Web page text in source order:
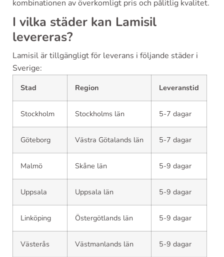
kombinationen av överkomligt pris och pålitlig kvalitet.
I vilka städer kan Lamisil
levereras?
Lamisil är tillgängligt för leverans i följande städer i
Sverige:
Stad Region Leveranstid
Stockholm Stockholms län 5-7 dagar
Göteborg Västra Götalands län 5-7 dagar
Malmö Skåne län 5-9 dagar
Uppsala Uppsala län 5-9 dagar
Linköping Östergötlands län 5-9 dagar
Västerås Västmanlands län 5-9 dagar